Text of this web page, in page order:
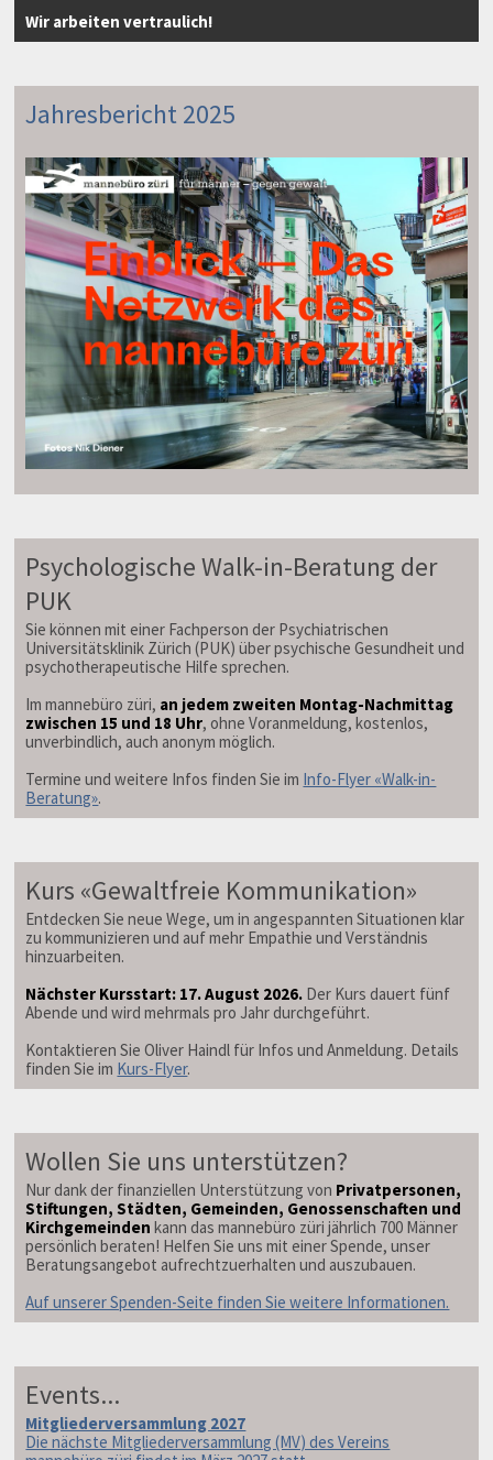
Wir arbeiten vertraulich!
Jahresbericht 2025
Psychologische Walk-in-Beratung der
PUK
Sie können mit einer Fachperson der Psychiatrischen
Universitätsklinik Zürich (PUK) über psychische Gesundheit und
psychotherapeutische Hilfe sprechen.
Im mannebüro züri, an jedem zweiten Montag-Nachmittag
zwischen 15 und 18 Uhr, ohne Voranmeldung, kostenlos,
unverbindlich, auch anonym möglich.
Termine und weitere Infos finden Sie im Info-Flyer «Walk-in-
Beratung».
Kurs «Gewaltfreie Kommunikation»
Entdecken Sie neue Wege, um in angespannten Situationen klar
zu kommunizieren und auf mehr Empathie und Verständnis
hinzuarbeiten.
Nächster Kursstart: 17. August 2026. Der Kurs dauert fünf
Abende und wird mehrmals pro Jahr durchgeführt.
Kontaktieren Sie Oliver Haindl für Infos und Anmeldung. Details
finden Sie im Kurs-Flyer.
Wollen Sie uns unterstützen?
Nur dank der finanziellen Unterstützung von Privatpersonen,
Stiftungen, Städten, Gemeinden, Genossenschaften und
Kirchgemeinden kann das mannebüro züri jährlich 700 Männer
persönlich beraten! Helfen Sie uns mit einer Spende, unser
Beratungsangebot aufrechtzuerhalten und auszubauen.
Auf unserer Spenden-Seite finden Sie weitere Informationen.
Events...
Mitgliederversammlung 2027
Die nächste Mitgliederversammlung (MV) des Vereins